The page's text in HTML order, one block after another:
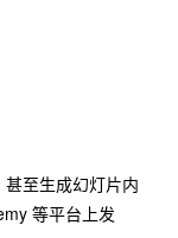
至生成幻灯片内
等平台上发